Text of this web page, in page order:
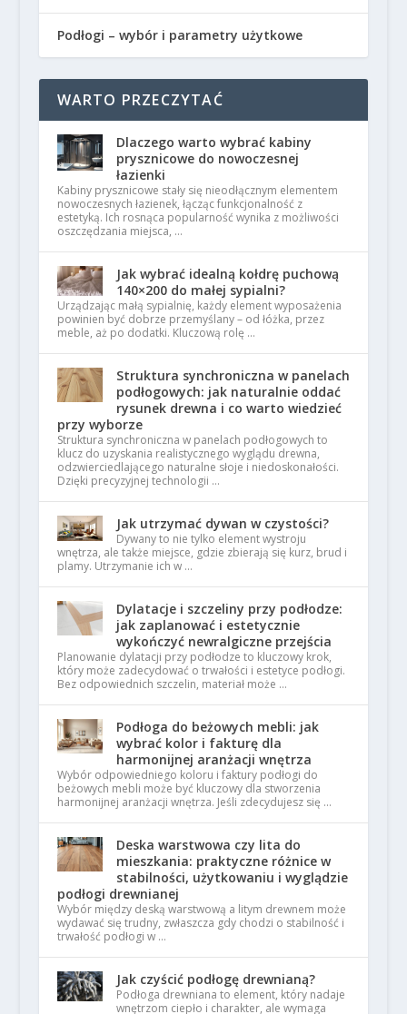
Podłogi – wybór i parametry użytkowe
WARTO PRZECZYTAĆ
Dlaczego warto wybrać kabiny
prysznicowe do nowoczesnej
łazienki
Kabiny prysznicowe stały się nieodłącznym elementem
nowoczesnych łazienek, łącząc funkcjonalność z
estetyką. Ich rosnąca popularność wynika z możliwości
oszczędzania miejsca, …
Jak wybrać idealną kołdrę puchową
140×200 do małej sypialni?
Urządzając małą sypialnię, każdy element wyposażenia
powinien być dobrze przemyślany – od łóżka, przez
meble, aż po dodatki. Kluczową rolę …
Struktura synchroniczna w panelach
podłogowych: jak naturalnie oddać
rysunek drewna i co warto wiedzieć
przy wyborze
Struktura synchroniczna w panelach podłogowych to
klucz do uzyskania realistycznego wyglądu drewna,
odzwierciedlającego naturalne słoje i niedoskonałości.
Dzięki precyzyjnej technologii …
Jak utrzymać dywan w czystości?
Dywany to nie tylko element wystroju
wnętrza, ale także miejsce, gdzie zbierają się kurz, brud i
plamy. Utrzymanie ich w …
Dylatacje i szczeliny przy podłodze:
jak zaplanować i estetycznie
wykończyć newralgiczne przejścia
Planowanie dylatacji przy podłodze to kluczowy krok,
który może zadecydować o trwałości i estetyce podłogi.
Bez odpowiednich szczelin, materiał może …
Podłoga do beżowych mebli: jak
wybrać kolor i fakturę dla
harmonijnej aranżacji wnętrza
Wybór odpowiedniego koloru i faktury podłogi do
beżowych mebli może być kluczowy dla stworzenia
harmonijnej aranżacji wnętrza. Jeśli zdecydujesz się …
Deska warstwowa czy lita do
mieszkania: praktyczne różnice w
stabilności, użytkowaniu i wyglądzie
podłogi drewnianej
Wybór między deską warstwową a litym drewnem może
wydawać się trudny, zwłaszcza gdy chodzi o stabilność i
trwałość podłogi w …
Jak czyścić podłogę drewnianą?
Podłoga drewniana to element, który nadaje
wnętrzom ciepło i charakter, ale wymaga